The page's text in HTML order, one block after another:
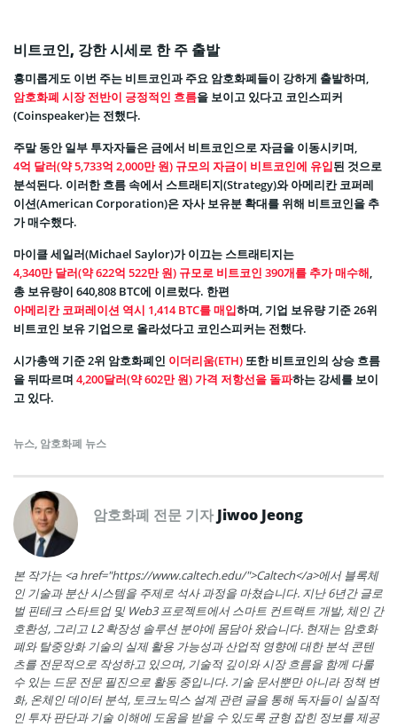
비트코인, 강한 시세로 한 주 출발
흥미롭게도 이번 주는 비트코인과 주요 암호화폐들이 강하게 출발하며,
암호화폐 시장 전반이 긍정적인 흐름을 보이고 있다고 코인스피커
(Coinspeaker)는 전했다.
주말 동안 일부 투자자들은 금에서 비트코인으로 자금을 이동시키며,
4억 달러(약 5,733억 2,000만 원) 규모의 자금이 비트코인에 유입된 것으로
분석된다. 이러한 흐름 속에서 스트래티지(Strategy)와 아메리칸 코퍼레
이션(American Corporation)은 자사 보유분 확대를 위해 비트코인을 추
가 매수했다.
마이클 세일러(Michael Saylor)가 이끄는 스트래티지는
4,340만 달러(약 622억 522만 원) 규모로 비트코인 390개를 추가 매수해,
총 보유량이 640,808 BTC에 이르렀다. 한편
아메리칸 코퍼레이션 역시 1,414 BTC를 매입하며, 기업 보유량 기준 26위
비트코인 보유 기업으로 올라섰다고 코인스피커는 전했다.
시가총액 기준 2위 암호화폐인 이더리움(ETH) 또한 비트코인의 상승 흐름
을 뒤따르며 4,200달러(약 602만 원) 가격 저항선을 돌파하는 강세를 보이
고 있다.
뉴스, 암호화폐 뉴스
암호화폐 전문 기자Jiwoo Jeong
본 작가는 <a href="https://www.caltech.edu/">Caltech</a>에서 블록체
인 기술과 분산 시스템을 주제로 석사 과정을 마쳤습니다. 지난 6년간 글로
벌 핀테크 스타트업 및 Web3 프로젝트에서 스마트 컨트랙트 개발, 체인 간
호환성, 그리고 L2 확장성 솔루션 분야에 몸담아 왔습니다. 현재는 암호화
폐와 탈중앙화 기술의 실제 활용 가능성과 산업적 영향에 대한 분석 콘텐
츠를 전문적으로 작성하고 있으며, 기술적 깊이와 시장 흐름을 함께 다룰
수 있는 드문 전문 필진으로 활동 중입니다. 기술 문서뿐만 아니라 정책 변
화, 온체인 데이터 분석, 토크노믹스 설계 관련 글을 통해 독자들이 실질적
인 투자 판단과 기술 이해에 도움을 받을 수 있도록 균형 잡힌 정보를 제공